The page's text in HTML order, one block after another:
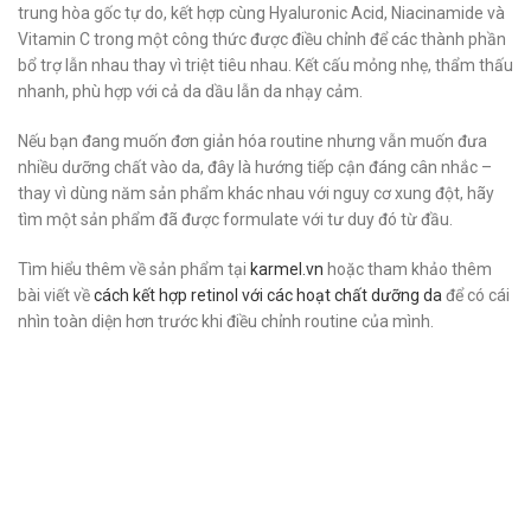
trung hòa gốc tự do, kết hợp cùng Hyaluronic Acid, Niacinamide và
Vitamin C trong một công thức được điều chỉnh để các thành phần
bổ trợ lẫn nhau thay vì triệt tiêu nhau. Kết cấu mỏng nhẹ, thẩm thấu
nhanh, phù hợp với cả da dầu lẫn da nhạy cảm.
Nếu bạn đang muốn đơn giản hóa routine nhưng vẫn muốn đưa
nhiều dưỡng chất vào da, đây là hướng tiếp cận đáng cân nhắc –
thay vì dùng năm sản phẩm khác nhau với nguy cơ xung đột, hãy
tìm một sản phẩm đã được formulate với tư duy đó từ đầu.
Tìm hiểu thêm về sản phẩm tại karmel.vn hoặc tham khảo thêm
bài viết vềcách kết hợp retinol với các hoạt chất dưỡng dađể có cái
nhìn toàn diện hơn trước khi điều chỉnh routine của mình.